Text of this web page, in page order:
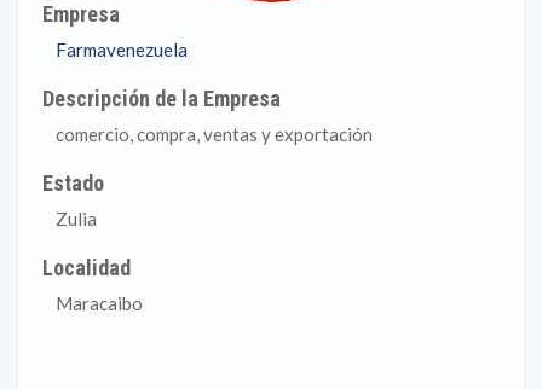
Empresa
Farmavenezuela
Descripción de la Empresa
comercio, compra, ventas y exportación
Estado
Zulia
Localidad
Maracaibo